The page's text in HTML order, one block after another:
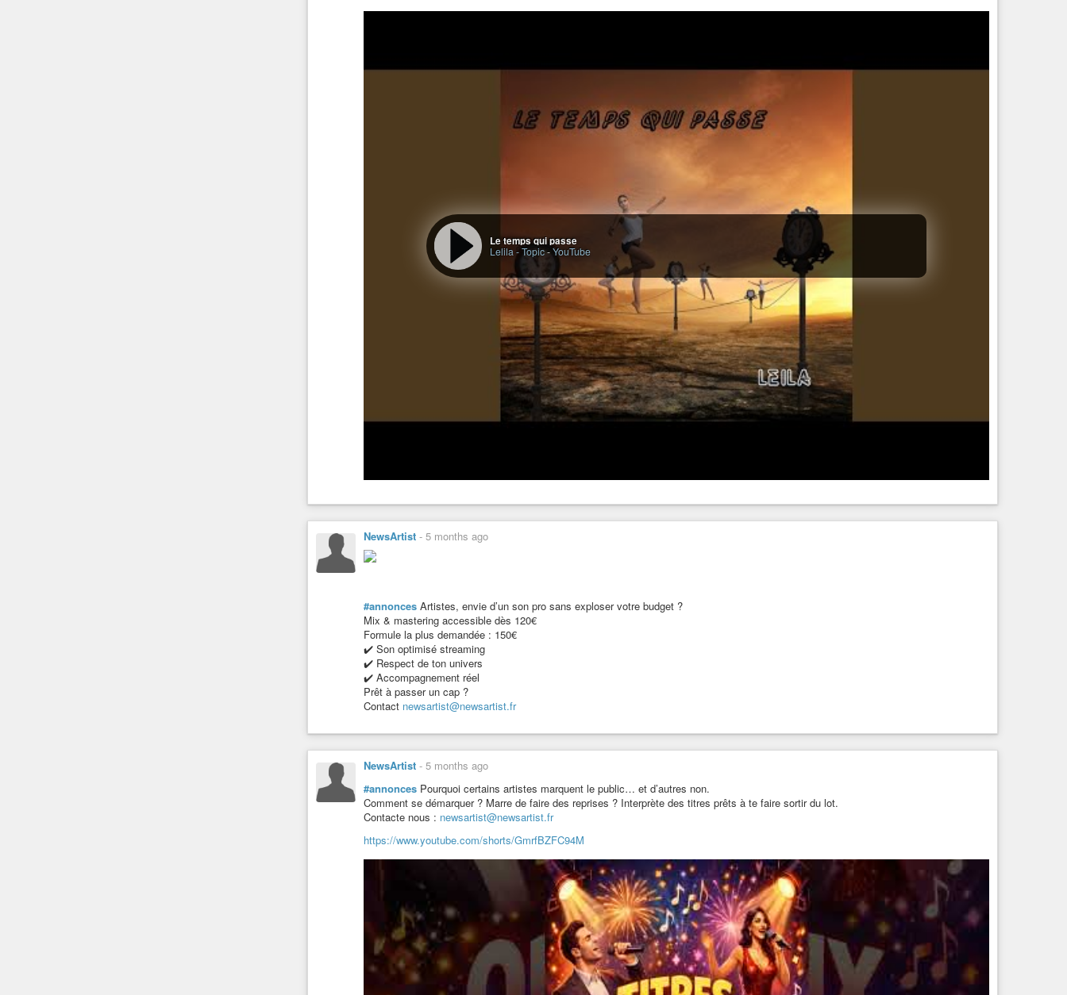
Parlons Mixage
News Artist'- YouTube
Le temps qui passe
Lelila - Topic-YouTube
NewsArtist - 5 months ago
#annonces Artistes, envie d’un son pro sans exploser votre budget ?
Mix & mastering accessible dès 120€
Formule la plus demandée : 150€
✔️ Son optimisé streaming
✔️ Respect de ton univers
✔️ Accompagnement réel
Prêt à passer un cap ?
Contact newsartist@newsartist.fr
NewsArtist - 5 months ago
#annonces Pourquoi certains artistes marquent le public… et d’autres non.
Comment se démarquer ? Marre de faire des reprises ? Interprète des titres prêts à te faire sortir du lot.
Contacte nous : newsartist@newsartist.fr
https://www.youtube.com/shorts/GmrfBZFC94M